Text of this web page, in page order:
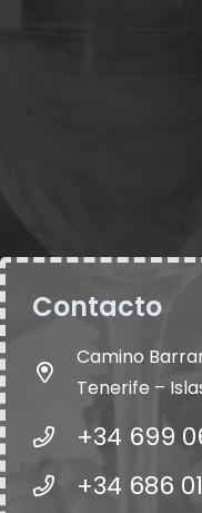
Contacto
Camino
Tenerife –
+34 699
+34 686